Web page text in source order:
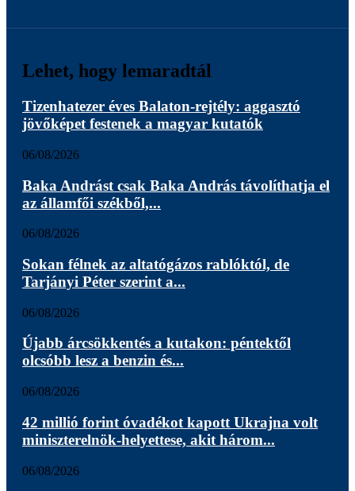
Lehet, hogy lemaradtál
Tizenhatezer éves Balaton-rejtély: aggasztó
jövőképet festenek a magyar kutatók
06/08/2026
Baka Andrást csak Baka András távolíthatja el
az államfői székből,...
06/08/2026
Sokan félnek az altatógázos rablóktól, de
Tarjányi Péter szerint a...
06/08/2026
Újabb árcsökkentés a kutakon: péntektől
olcsóbb lesz a benzin és...
06/08/2026
42 millió forint óvadékot kapott Ukrajna volt
miniszterelnök-helyettese, akit három...
06/08/2026